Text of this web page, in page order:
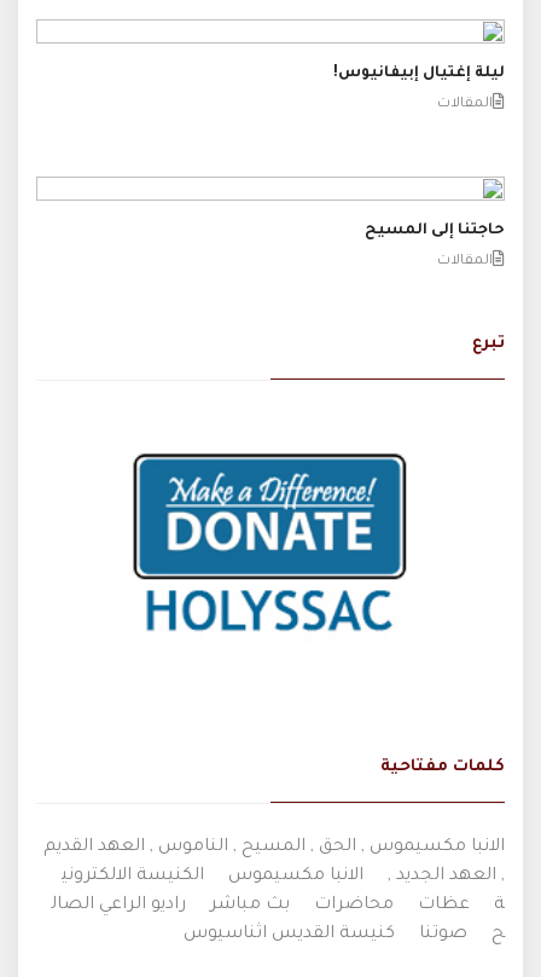
ليلة إغتيال إبيفانيوس!
المقالات
حاجتنا إلى المسيح
المقالات
تبرع
كلمات مفتاحية
الانبا مكسيموس , الحق , المسيح , الناموس , العهد القديم
, العهد الجديد ,
الانبا مكسيموس
الكنيسة الالكتروني
ة
عظات محاضرات بث مباشر
راديو الراعي الصال
ح
صوتنا كنيسة القديس اثناسيوس